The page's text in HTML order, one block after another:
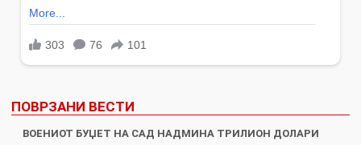
ПОВРЗАНИ ВЕСТИ
ВОЕНИОТ БУЏЕТ НА САД НАДМИНА ТРИЛИОН ДОЛАРИ